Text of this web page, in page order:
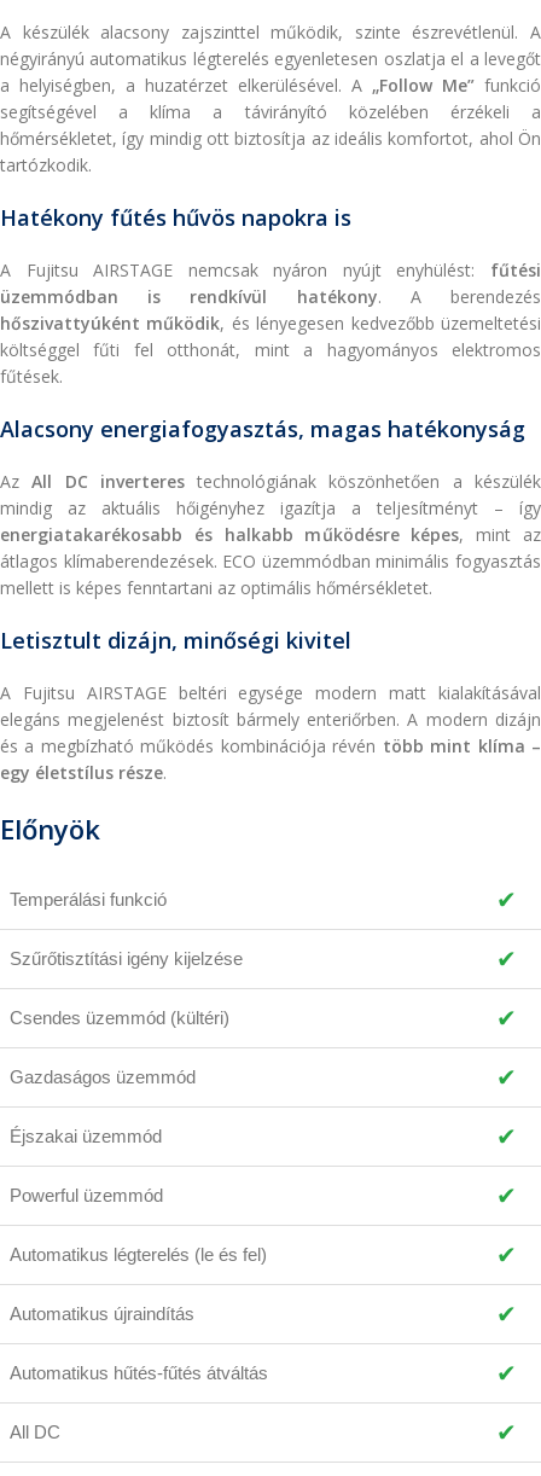
A készülék alacsony zajszinttel működik, szinte észrevétlenül. A
négyirányú automatikus légterelés egyenletesen oszlatja el a levegőt
a helyiségben, a huzatérzet elkerülésével. A „Follow Me” funkció
segítségével a klíma a távirányító közelében érzékeli a
hőmérsékletet, így mindig ott biztosítja az ideális komfortot, ahol Ön
tartózkodik.
Hatékony fűtés hűvös napokra is
A Fujitsu AIRSTAGE nemcsak nyáron nyújt enyhülést: fűtési
üzemmódban is rendkívül hatékony. A berendezés
hőszivattyúként működik, és lényegesen kedvezőbb üzemeltetési
költséggel fűti fel otthonát, mint a hagyományos elektromos
fűtések.
Alacsony energiafogyasztás, magas hatékonyság
AzAll DC inverterestechnológiának köszönhetően a készülék
mindig az aktuális hőigényhez igazítja a teljesítményt – így
energiatakarékosabb és halkabb működésre képes, mint az
átlagos klímaberendezések. ECO üzemmódban minimális fogyasztás
mellett is képes fenntartani az optimális hőmérsékletet.
Letisztult dizájn, minőségi kivitel
A Fujitsu AIRSTAGE beltéri egysége modern matt kialakításával
elegáns megjelenést biztosít bármely enteriőrben. A modern dizájn
és a megbízható működés kombinációja révén több mint klíma –
egy életstílus része.
Előnyök
Temperálási funkció ✔
Szűrőtisztítási igény kijelzése ✔
Csendes üzemmód (kültéri) ✔
Gazdaságos üzemmód ✔
Éjszakai üzemmód ✔
Powerful üzemmód ✔
Automatikus légterelés (le és fel) ✔
Automatikus újraindítás ✔
Automatikus hűtés-fűtés átváltás ✔
All DC ✔